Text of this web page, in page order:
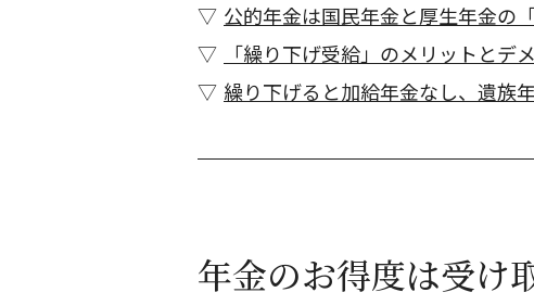
公的年金は国民年金と厚生年金の
「繰り下げ受給」のメリットとデ
繰り下げると加給年金なし、遺族
年金のお得度は受け